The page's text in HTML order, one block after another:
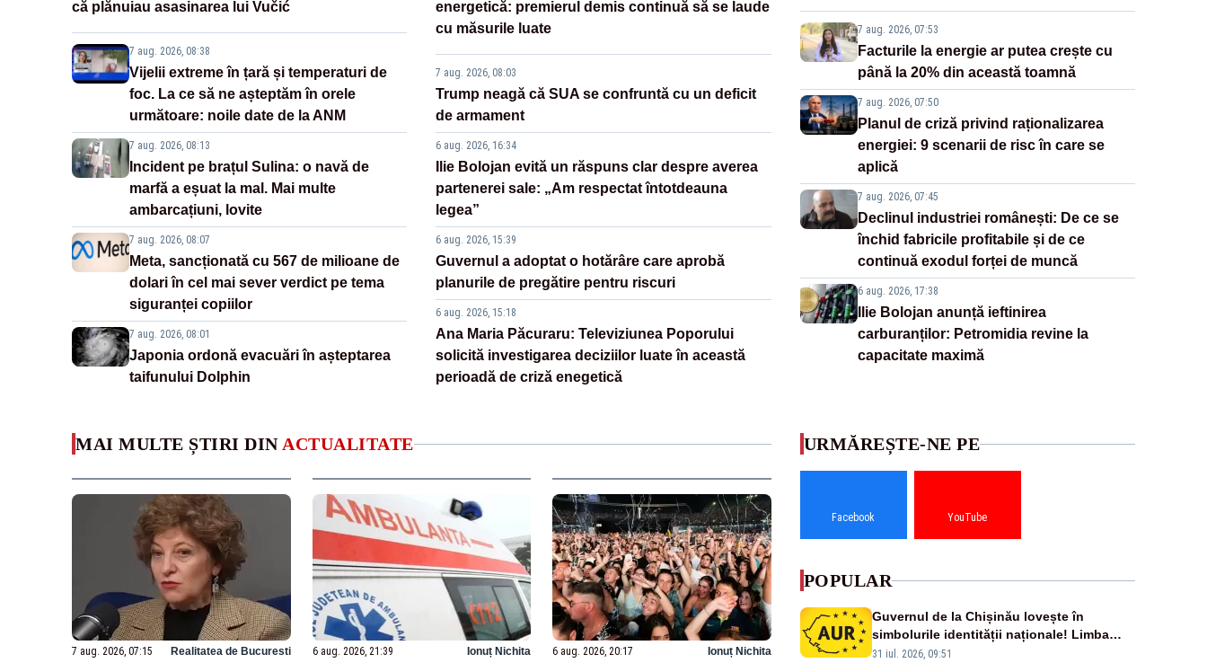
că plănuiau asasinarea lui Vučić
7 aug. 2026, 08:38
Vijelii extreme în țară și temperaturi de
foc. La ce să ne așteptăm în orele
următoare: noile date de la ANM
7 aug. 2026, 08:13
Incident pe brațul Sulina: o navă de
marfă a eșuat la mal. Mai multe
ambarcațiuni, lovite
7 aug. 2026, 08:07
Meta, sancționată cu 567 de milioane de
dolari în cel mai sever verdict pe tema
siguranței copiilor
7 aug. 2026, 08:01
Japonia ordonă evacuări în așteptarea
taifunului Dolphin
energetică: premierul demis continuă să se laude
cu măsurile luate
7 aug. 2026, 08:03
Trump neagă că SUA se confruntă cu un deficit
de armament
6 aug. 2026, 16:34
Ilie Bolojan evită un răspuns clar despre averea
partenerei sale: „Am respectat întotdeauna
legea”
6 aug. 2026, 15:39
Guvernul a adoptat o hotărâre care aprobă
planurile de pregătire pentru riscuri
6 aug. 2026, 15:18
Ana Maria Păcuraru: Televiziunea Poporului
solicită investigarea deciziilor luate în această
perioadă de criză enegetică
7 aug. 2026, 07:53
Facturile la energie ar putea crește cu
până la 20% din această toamnă
7 aug. 2026, 07:50
Planul de criză privind raționalizarea
energiei: 9 scenarii de risc în care se
aplică
7 aug. 2026, 07:45
Declinul industriei românești: De ce se
închid fabricile profitabile și de ce
continuă exodul forței de muncă
6 aug. 2026, 17:38
Ilie Bolojan anunță ieftinirea
carburanților: Petromidia revine la
capacitate maximă
MAI MULTE ȘTIRI DIN ACTUALITATE
7 aug. 2026, 07:15 Realitatea de Bucuresti 6 aug. 2026, 21:39 Ionuț Nichita 6 aug. 2026, 20:17 Ionuț Nichita
URMĂREȘTE-NE PE
Facebook YouTube
POPULAR
Guvernul de la Chișinău lovește în
simbolurile identității naționale! Limba
română nu se economisește! Limba
31 iul. 2026, 09:51